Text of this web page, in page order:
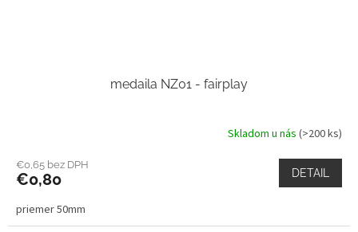
medaila NZ01 - fairplay
Skladom u nás (>200 ks)
€0,65 bez DPH
€0,80 DETAIL
priemer 50mm